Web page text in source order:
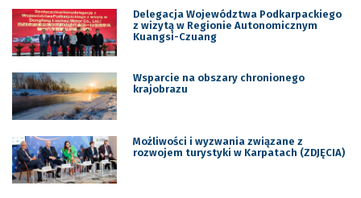
Delegacja Województwa Podkarpackiego
z wizytą w Regionie Autonomicznym
Kuangsi-Czuang
Wsparcie na obszary chronionego
krajobrazu
Możliwości i wyzwania związane z
rozwojem turystyki w Karpatach (ZDJĘCIA)